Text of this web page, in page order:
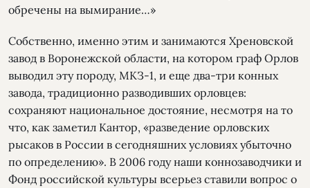
обречены на вымирание…»
Собственно, именно этим и занимаются Хреновской
завод в Воронежской области, на котором граф Орлов
выводил эту породу, МКЗ-1, и еще два-три конных
завода, традиционно разводивших орловцев:
сохраняют национальное достояние, несмотря на то
что, как заметил Кантор, «разведение орловских
рысаков в России в сегодняшних условиях убыточно
по определению». В 2006 году наши коннозаводчики и
Фонд российской культуры всерьез ставили вопрос о